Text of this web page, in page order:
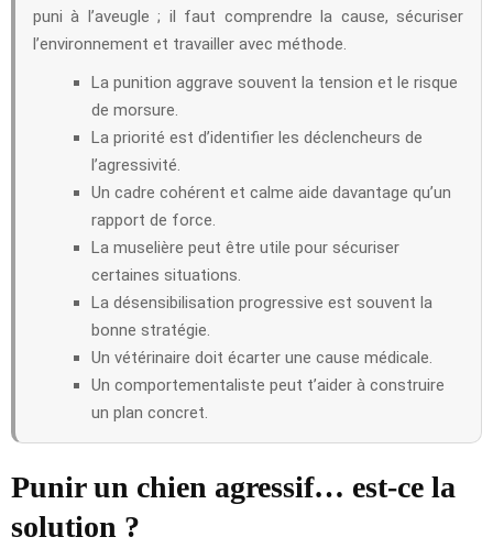
puni à l’aveugle ; il faut comprendre la cause, sécuriser
l’environnement et travailler avec méthode.
La punition aggrave souvent la tension et le risque
de morsure.
La priorité est d’identifier les déclencheurs de
l’agressivité.
Un cadre cohérent et calme aide davantage qu’un
rapport de force.
La muselière peut être utile pour sécuriser
certaines situations.
La désensibilisation progressive est souvent la
bonne stratégie.
Un vétérinaire doit écarter une cause médicale.
Un comportementaliste peut t’aider à construire
un plan concret.
Punir un chien agressif… est-ce la
solution ?